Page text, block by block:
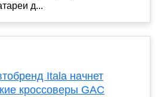
д...
Itala начнет
кроссоверы GAC